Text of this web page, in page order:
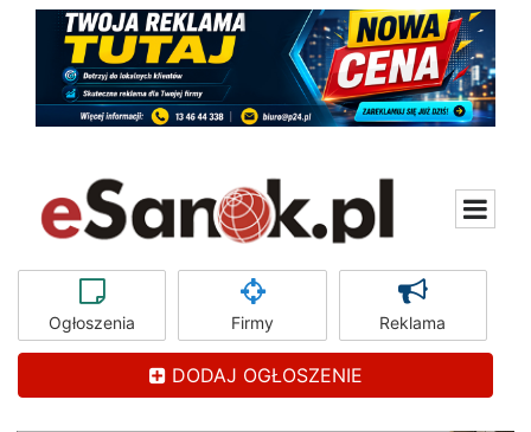
Ogłoszenia Firmy Reklama
DODAJ OGŁOSZENIE